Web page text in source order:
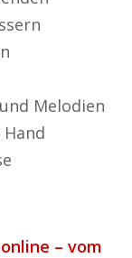
Melodien
– vom